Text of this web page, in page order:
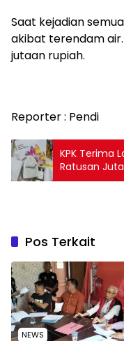
Saat kejadian
akibat terendam
jutaan rupiah.
Reporter : Pendi
KPK Terima
Ratusan
Pos Terkait
NEWS